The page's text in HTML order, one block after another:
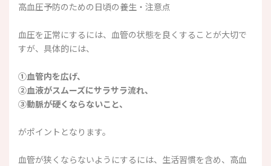
高血圧予防のための日頃の養生・注意点
血圧を正常にするには、血管の状態を良くすることが大切で
すが、具体的には、
①血管内を広げ、
②血液がスムーズにサラサラ流れ、
③動脈が硬くならないこと、
がポイントとなります。
血管が狭くならないようにするには、生活習慣を含め、高血